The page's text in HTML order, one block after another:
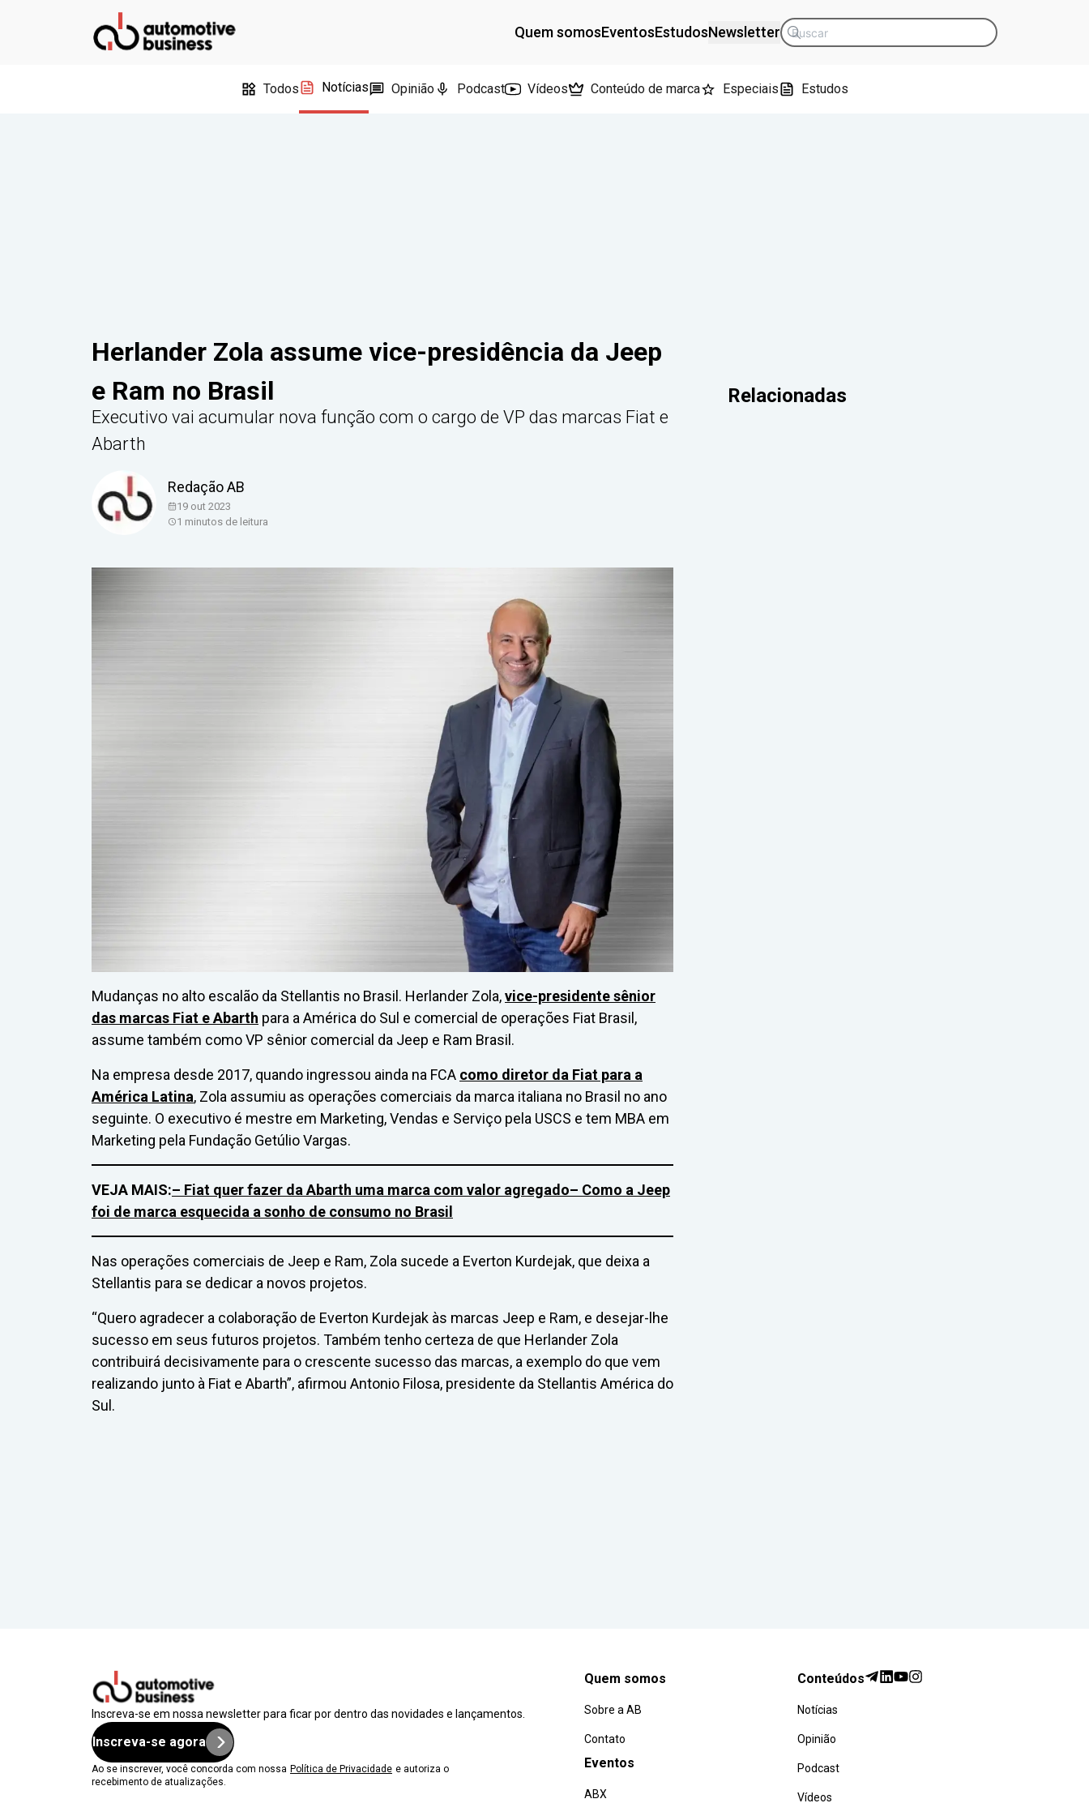
Quem somosEventosEstudosNewsletter
Todos Notícias Opinião Podcast Vídeos Conteúdo de marca Especiais Estudos
Herlander Zola assume vice-presidência da Jeep
e Ram no Brasil
Executivo vai acumular nova função com o cargo de VP das marcas Fiat e
Abarth
Redação AB
19 out 2023
1 minutos de leitura
Mudanças no alto escalão da Stellantis no Brasil. Herlander Zola,vice-presidente sênior
das marcas Fiat e Abarth para a América do Sul e comercial de operações Fiat Brasil,
assume também como VP sênior comercial da Jeep e Ram Brasil.
Na empresa desde 2017, quando ingressou ainda na FCA como diretor da Fiat para a
América Latina, Zola assumiu as operações comerciais da marca italiana no Brasil no ano
seguinte. O executivo é mestre em Marketing, Vendas e Serviço pela USCS e tem MBA em
Marketing pela Fundação Getúlio Vargas.
VEJA MAIS:– Fiat quer fazer da Abarth uma marca com valor agregado– Como a Jeep
foi de marca esquecida a sonho de consumo no Brasil
Nas operações comerciais de Jeep e Ram, Zola sucede a Everton Kurdejak, que deixa a
Stellantis para se dedicar a novos projetos.
“Quero agradecer a colaboração de Everton Kurdejak às marcas Jeep e Ram, e desejar-lhe
sucesso em seus futuros projetos. Também tenho certeza de que Herlander Zola
contribuirá decisivamente para o crescente sucesso das marcas, a exemplo do que vem
realizando junto à Fiat e Abarth”, afirmou Antonio Filosa, presidente da Stellantis América do
Sul.
Relacionadas
Inscreva-se em nossa newsletter para ficar por dentro das novidades e lançamentos.
Inscreva-se agora
Ao se inscrever, você concorda com nossa Política de Privacidade e autoriza o
recebimento de atualizações.
Quem somos
Sobre a AB
Contato
Eventos
ABX
Conteúdos
Notícias
Opinião
Podcast
Vídeos